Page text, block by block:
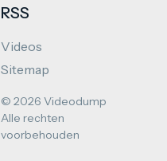
RSS
Videos
Sitemap
© 2026 Videodump
Alle rechten
voorbehouden